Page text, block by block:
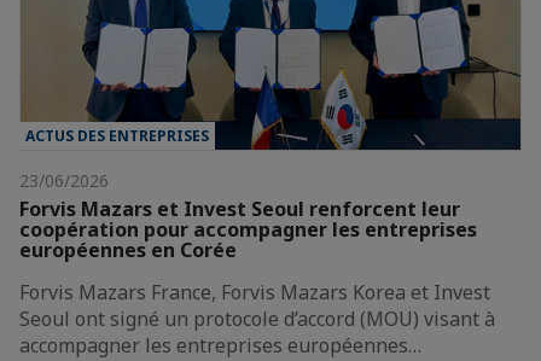
ACTUS DES ENTREPRISES
23/06/2026
Forvis Mazars et Invest Seoul renforcent leur
coopération pour accompagner les entreprises
européennes en Corée
Forvis Mazars France, Forvis Mazars Korea et Invest
Seoul ont signé un protocole d’accord (MOU) visant à
accompagner les entreprises européennes…